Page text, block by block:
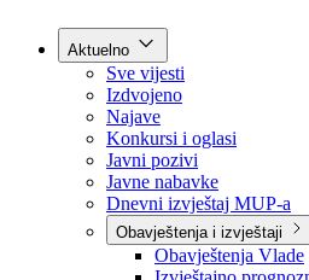
Kontakt
Aktuelno
Sve vijesti
Izdvojeno
Najave
Konkursi i oglasi
Javni pozivi
Javne nabavke
Dnevni izvještaj MUP-a